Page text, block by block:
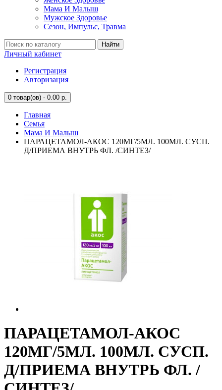
Мама И Малыш
Мужское Здоровье
Сезон, Импульс, Травма
Найти
Личный кабинет
Регистрация
Авторизация
0 товар(ов) - 0.00 р.
Главная
Семья
Мама И Малыш
ПАРАЦЕТАМОЛ-АКОС 120МГ/5МЛ. 100МЛ. СУСП.
Д/ПРИЕМА ВНУТРЬ ФЛ. /СИНТЕЗ/
ПАРАЦЕТАМОЛ-АКОС
120МГ/5МЛ. 100МЛ. СУСП.
Д/ПРИЕМА ВНУТРЬ ФЛ. /